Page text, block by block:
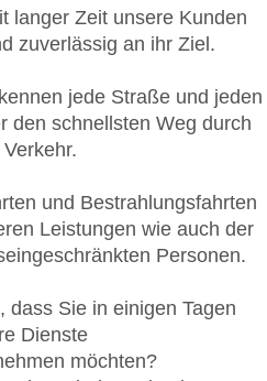
langer Zeit unsere Kunden
zuverlässig an ihr Ziel.
jede Straße und jeden
den schnellsten Weg durch
und Bestrahlungsfahrten
Leistungen wie auch der
Personen.
dass Sie in einigen Tagen
Dienste
möchten?